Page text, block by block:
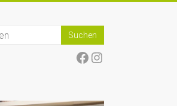
Facebook
Instagram